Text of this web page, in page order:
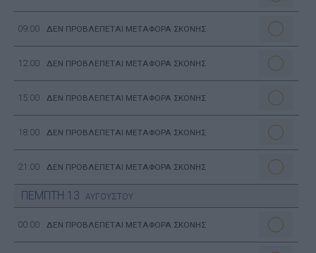
09:00 ΔΕΝ ΠΡΟΒΛΕΠΕΤΑΙ ΜΕΤΑΦΟΡΑ ΣΚΟΝΗΣ
12:00 ΔΕΝ ΠΡΟΒΛΕΠΕΤΑΙ ΜΕΤΑΦΟΡΑ ΣΚΟΝΗΣ
15:00 ΔΕΝ ΠΡΟΒΛΕΠΕΤΑΙ ΜΕΤΑΦΟΡΑ ΣΚΟΝΗΣ
18:00 ΔΕΝ ΠΡΟΒΛΕΠΕΤΑΙ ΜΕΤΑΦΟΡΑ ΣΚΟΝΗΣ
21:00 ΔΕΝ ΠΡΟΒΛΕΠΕΤΑΙ ΜΕΤΑΦΟΡΑ ΣΚΟΝΗΣ
ΠΕΜΠΤΗ 13 ΑΥΓΟΥΣΤΟΥ
00:00 ΔΕΝ ΠΡΟΒΛΕΠΕΤΑΙ ΜΕΤΑΦΟΡΑ ΣΚΟΝΗΣ